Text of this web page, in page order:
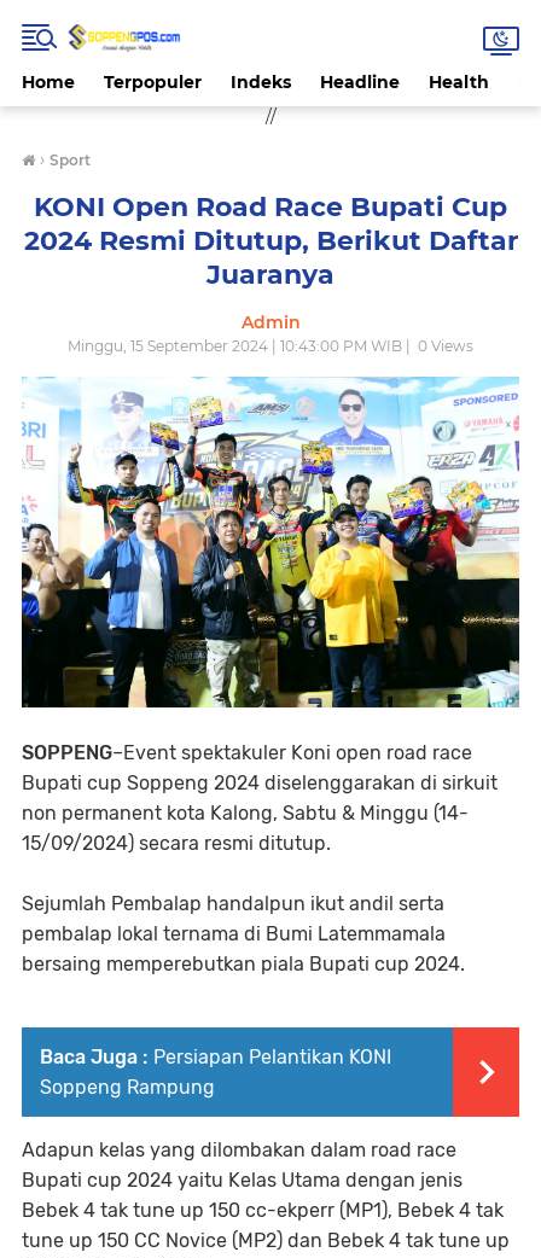
Home Terpopuler Indeks Headline Health
//
› Sport
KONI Open Road Race Bupati Cup
2024 Resmi Ditutup, Berikut Daftar
Juaranya
Admin
Minggu, 15 September 2024 | 10:43:00 PM WIB | 0 Views
SOPPENG–Event spektakuler Koni open road race
Bupati cup Soppeng 2024 diselenggarakan di sirkuit
non permanent kota Kalong, Sabtu & Minggu (14-
15/09/2024) secara resmi ditutup.
Sejumlah Pembalap handalpun ikut andil serta
pembalap lokal ternama di Bumi Latemmamala
bersaing memperebutkan piala Bupati cup 2024.
Baca Juga : Persiapan Pelantikan KONI
Soppeng Rampung
Adapun kelas yang dilombakan dalam road race
Bupati cup 2024 yaitu Kelas Utama dengan jenis
Bebek 4 tak tune up 150 cc-ekperr (MP1), Bebek 4 tak
tune up 150 CC Novice (MP2) dan Bebek 4 tak tune up